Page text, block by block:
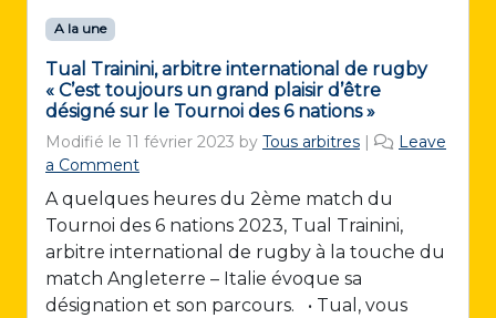
A la une
Tual Trainini, arbitre international de rugby
« C’est toujours un grand plaisir d’être
désigné sur le Tournoi des 6 nations »
Modifié le 11 février 2023 by Tous arbitres
Leave
a Comment
A quelques heures du 2ème match du
Tournoi des 6 nations 2023, Tual Trainini,
arbitre international de rugby à la touche du
match Angleterre – Italie évoque sa
désignation et son parcours. • Tual, vous